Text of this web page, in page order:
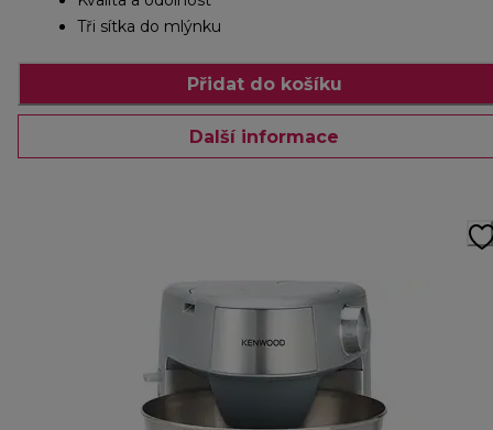
Tři sítka do mlýnku
Přidat do košíku
Další informace